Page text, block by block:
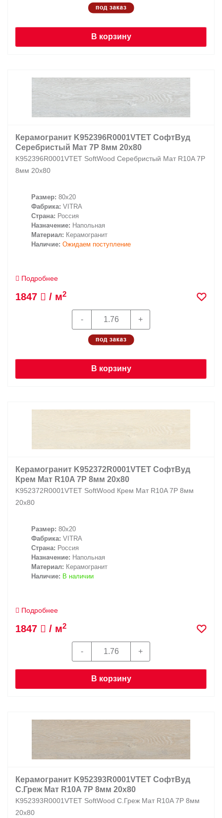
В корзину
Керамогранит K952396R0001VTET СофтВуд
Серебристый Мат 7Р 8мм 20х80
K952396R0001VTET SoftWood Серебристый Мат R10A 7Р
8мм 20х80
Размер: 80x20
Фабрика: VITRA
Страна: Россия
Назначение: Напольная
Материал: Керамогранит
Наличие: Ожидаем поступление
Подробнее
1847 / м2
В корзину
Керамогранит K952372R0001VTET СофтВуд
Крем Мат R10A 7Р 8мм 20х80
K952372R0001VTET SoftWood Крем Мат R10A 7Р 8мм
20х80
Размер: 80x20
Фабрика: VITRA
Страна: Россия
Назначение: Напольная
Материал: Керамогранит
Наличие: В наличии
Подробнее
1847 / м2
В корзину
Керамогранит K952393R0001VTET СофтВуд
С.Греж Мат R10A 7Р 8мм 20х80
K952393R0001VTET SoftWood С.Греж Мат R10A 7Р 8мм
20х80